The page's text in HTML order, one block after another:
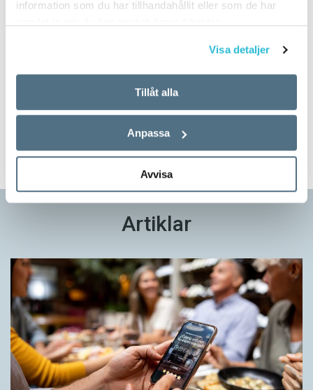
information som du har tillhandahållit eller som de har
Visa detaljer
Tillåt alla
Anpassa
Avvisa
Tidningen i brevlådan plus tillgång till webben och digital
TVÅ NUMMER FÖR 129 KR!
Artiklar